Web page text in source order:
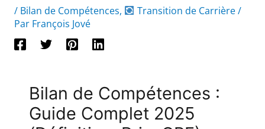
/ Bilan de Compétences, Transition de Carrière/
Par François Jové
Bilan de Compétences :
Guide Complet 2025